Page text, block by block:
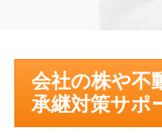
会社の株や不
承継対策サポ